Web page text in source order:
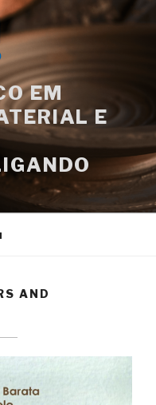
EM
E
AND